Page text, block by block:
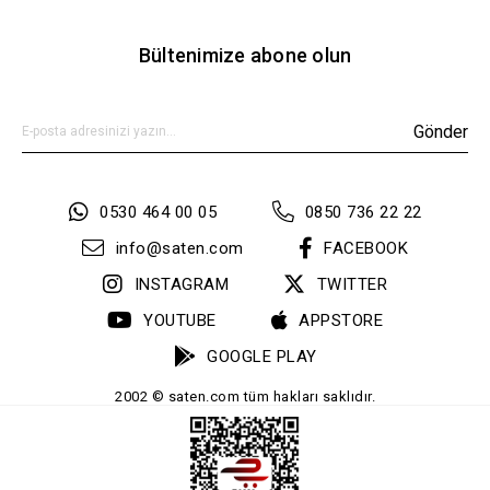
Bültenimize abone olun
Gönder
0530 464 00 05
0850 736 22 22
info@saten.com
FACEBOOK
INSTAGRAM
TWITTER
YOUTUBE
APPSTORE
GOOGLE PLAY
2002 © saten.com tüm hakları saklıdır.